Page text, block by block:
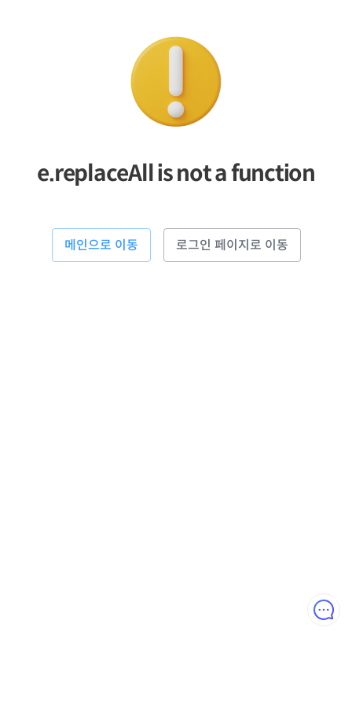
e.replaceAll is not a function
메인으로 이동 로그인 페이지로 이동